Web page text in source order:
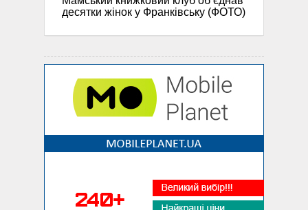
десятки жінок у Франківську (ФОТО)